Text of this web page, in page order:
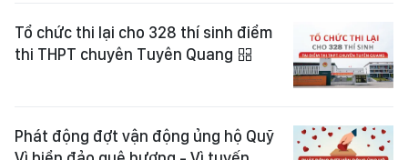
Tổ chức thi lại cho 328 thí sinh điểm
thi THPT chuyên Tuyên Quang
Phát động đợt vận động ủng hộ Quỹ